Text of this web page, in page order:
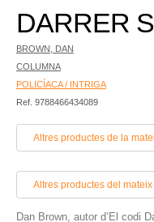
DARRER
BROWN, DAN
COLUMNA
POLICÍACA / INTRIGA
Ref. 9788466434089
Altres productes de la
Altres productes del
Dan Brown, autor d’El codi